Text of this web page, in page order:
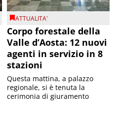
ATTUALITA'
Corpo forestale della
Valle d’Aosta: 12 nuovi
agenti in servizio in 8
stazioni
Questa mattina, a palazzo
regionale, si è tenuta la
cerimonia di giuramento